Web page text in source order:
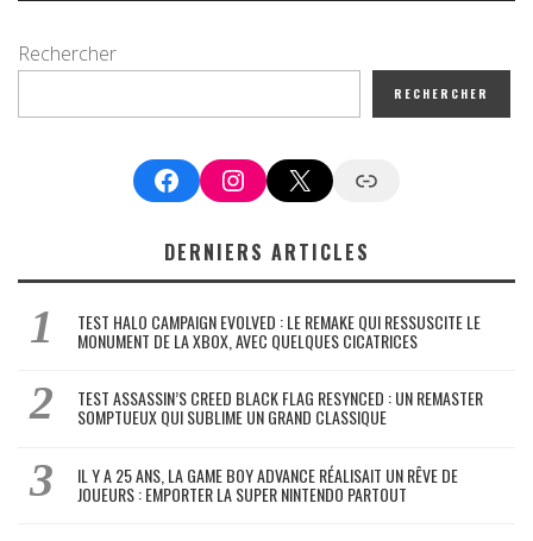
Rechercher
RECHERCHER
FacebookInstagram
X Google News
DERNIERS ARTICLES
TEST HALO CAMPAIGN EVOLVED : LE REMAKE QUI RESSUSCITE LE
MONUMENT DE LA XBOX, AVEC QUELQUES CICATRICES
TEST ASSASSIN’S CREED BLACK FLAG RESYNCED : UN REMASTER
SOMPTUEUX QUI SUBLIME UN GRAND CLASSIQUE
IL Y A 25 ANS, LA GAME BOY ADVANCE RÉALISAIT UN RÊVE DE
JOUEURS : EMPORTER LA SUPER NINTENDO PARTOUT